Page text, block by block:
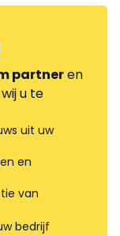
partneren
u te
uit uw
en
van
bedrijf